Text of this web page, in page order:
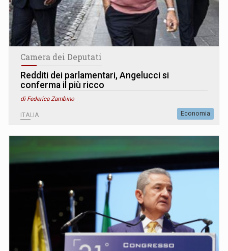
Camera dei Deputati
Redditi dei parlamentari, Angelucci si
conferma il più ricco
di Federica Zambino
ITALIA Economia